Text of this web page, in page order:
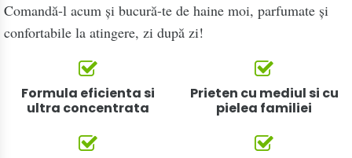
Comandă-l acum și bucură-te de haine moi, parfumate și
confortabile la atingere, zi după zi!
Formula eficienta si
ultra concentrata
Prieten cu mediul si cu
pielea familiei